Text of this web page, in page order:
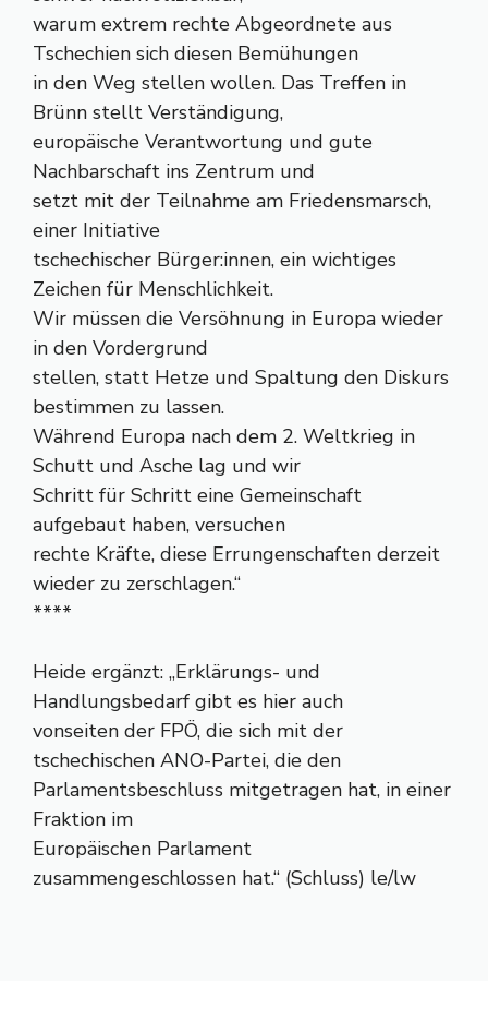
warum extrem rechte Abgeordnete aus
Tschechien sich diesen Bemühungen
in den Weg stellen wollen. Das Treffen in
Brünn stellt Verständigung,
europäische Verantwortung und gute
Nachbarschaft ins Zentrum und
setzt mit der Teilnahme am Friedensmarsch,
einer Initiative
tschechischer Bürger:innen, ein wichtiges
Zeichen für Menschlichkeit.
Wir müssen die Versöhnung in Europa wieder
in den Vordergrund
stellen, statt Hetze und Spaltung den Diskurs
bestimmen zu lassen.
Während Europa nach dem 2. Weltkrieg in
Schutt und Asche lag und wir
Schritt für Schritt eine Gemeinschaft
aufgebaut haben, versuchen
rechte Kräfte, diese Errungenschaften derzeit
wieder zu zerschlagen.“
****
Heide ergänzt: „Erklärungs- und
Handlungsbedarf gibt es hier auch
vonseiten der FPÖ, die sich mit der
tschechischen ANO-Partei, die den
Parlamentsbeschluss mitgetragen hat, in einer
Fraktion im
Europäischen Parlament
zusammengeschlossen hat.“ (Schluss) le/lw